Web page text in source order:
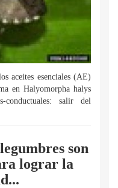
aceites esenciales (AE)
en Halyomorpha halys
conductuales: salir del
son
lograr la